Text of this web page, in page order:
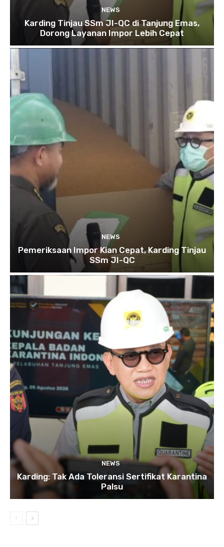
NEWS
Karding Tinjau SSm JI-QC di Tanjung Emas,
Dorong Layanan Impor Lebih Cepat
NEWS
Pemeriksaan Impor Kian Cepat, Karding Tinjau
SSm JI-QC
NEWS
Karding: Tak Ada Toleransi Sertifikat Karantina
Palsu